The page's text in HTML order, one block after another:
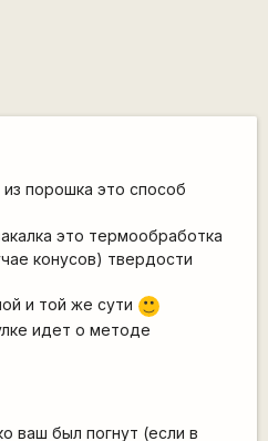
порошка это способ
это термообработка
конусов) твердости
и той же сути
:)
идет о методе
ваш был погнут (если в